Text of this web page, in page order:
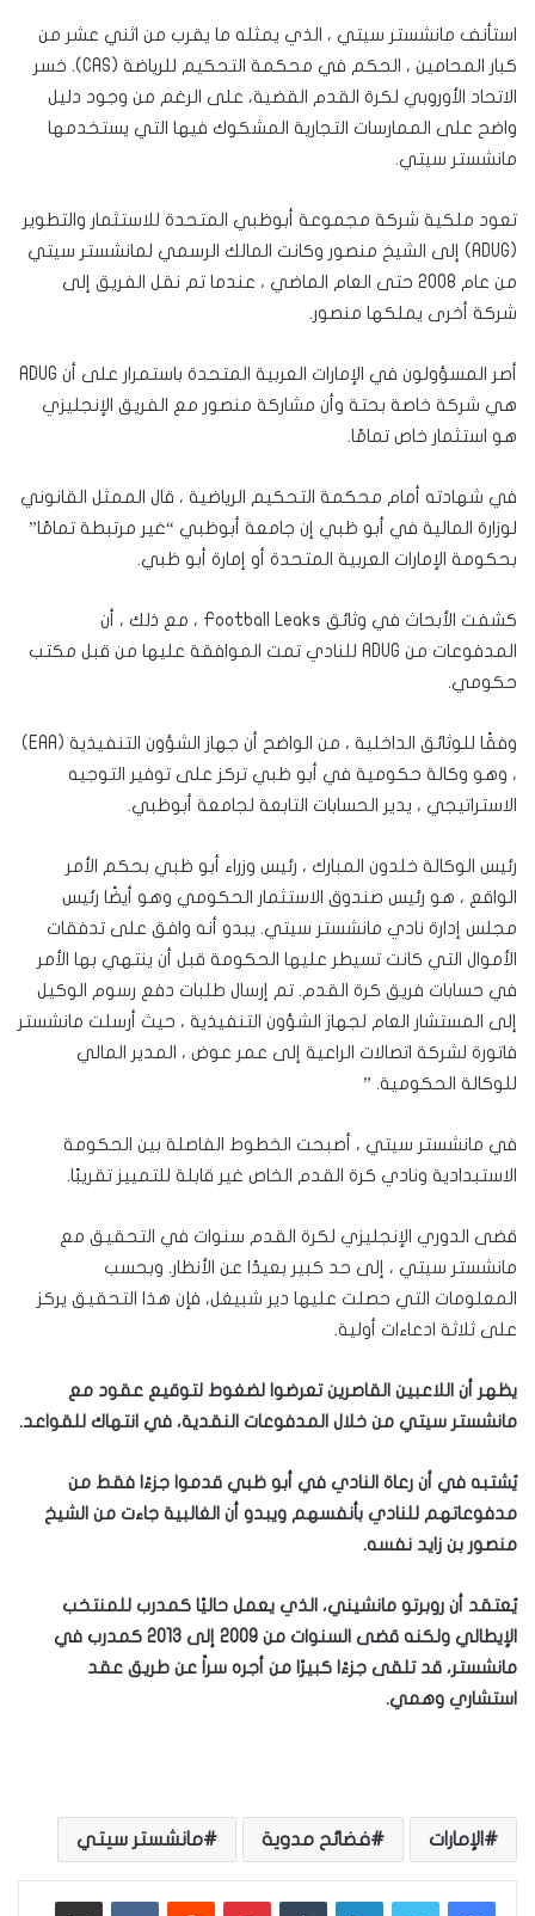
استأنف مانشستر سيتي ، الذي يمثله ما يقرب من اثني عشر من
كبار المحامين ، الحكم في محكمة التحكيم للرياضة (CAS). خسر
الاتحاد الأوروبي لكرة القدم القضية، على الرغم من وجود دليل
واضح على الممارسات التجارية المشكوك فيها التي يستخدمها
مانشستر سيتي.
تعود ملكية شركة مجموعة أبوظبي المتحدة للاستثمار والتطوير
(ADUG) إلى الشيخ منصور وكانت المالك الرسمي لمانشستر سيتي
من عام 2008 حتى العام الماضي ، عندما تم نقل الفريق إلى
شركة أخرى يملكها منصور.
أصر المسؤولون في الإمارات العربية المتحدة باستمرار على أن ADUG
هي شركة خاصة بحتة وأن مشاركة منصور مع الفريق الإنجليزي
هو استثمار خاص تمامًا.
في شهادته أمام محكمة التحكيم الرياضية ، قال الممثل القانوني
لوزارة المالية في أبو ظبي إن جامعة أبوظبي “غير مرتبطة تمامًا”
بحكومة الإمارات العربية المتحدة أو إمارة أبو ظبي.
كشفت الأبحاث في وثائق Football Leaks ، مع ذلك ، أن
المدفوعات من ADUG للنادي تمت الموافقة عليها من قبل مكتب
حكومي.
وفقًا للوثائق الداخلية ، من الواضح أن جهاز الشؤون التنفيذية (EAA)
، وهو وكالة حكومية في أبو ظبي تركز على توفير التوجيه
الاستراتيجي ، يدير الحسابات التابعة لجامعة أبوظبي.
رئيس الوكالة خلدون المبارك ، رئيس وزراء أبو ظبي بحكم الأمر
الواقع ، هو رئيس صندوق الاستثمار الحكومي وهو أيضًا رئيس
مجلس إدارة نادي مانشستر سيتي. يبدو أنه وافق على تدفقات
الأموال التي كانت تسيطر عليها الحكومة قبل أن ينتهي بها الأمر
في حسابات فريق كرة القدم. تم إرسال طلبات دفع رسوم الوكيل
إلى المستشار العام لجهاز الشؤون التنفيذية ، حيث أرسلت مانشستر
فاتورة لشركة اتصالات الراعية إلى عمر عوض ، المدير المالي
للوكالة الحكومية. ”
في مانشستر سيتي ، أصبحت الخطوط الفاصلة بين الحكومة
الاستبدادية ونادي كرة القدم الخاص غير قابلة للتمييز تقريبًا.
قضى الدوري الإنجليزي لكرة القدم سنوات في التحقيق مع
مانشستر سيتي ، إلى حد كبير بعيدًا عن الأنظار. وبحسب
المعلومات التي حصلت عليها دير شبيغل، فإن هذا التحقيق يركز
على ثلاثة ادعاءات أولية.
يظهر أن اللاعبين القاصرين تعرضوا لضغوط لتوقيع عقود مع
مانشستر سيتي من خلال المدفوعات النقدية، في انتهاك للقواعد.
يُشتبه في أن رعاة النادي في أبو ظبي قدموا جزءًا فقط من
مدفوعاتهم للنادي بأنفسهم ويبدو أن الغالبية جاءت من الشيخ
منصور بن زايد نفسه.
يُعتقد أن روبرتو مانشيني، الذي يعمل حاليًا كمدرب للمنتخب
الإيطالي ولكنه قضى السنوات من 2009 إلى 2013 كمدرب في
مانشستر، قد تلقى جزءًا كبيرًا من أجره سراً عن طريق عقد
استشاري وهمي.
الإمارات فضائح مدوية مانشستر سيتي
لينكدإن بينتيريست مشاركة عبر البريد